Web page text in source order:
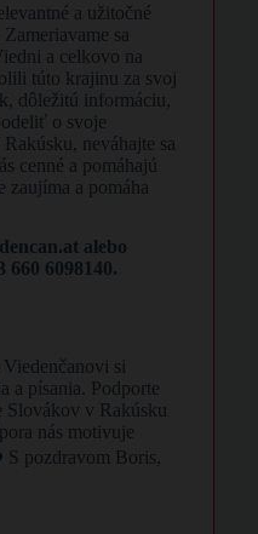
a užitočné
sa
a celkovo na
túto krajinu za svoj
dôležitú informáciu,
o svoje
neváhajte sa
cenné a pomáhajú
zaujíma a pomáha
alebo
660 6098140.
Viedenčanovi si
a písania. Podporte
Slovákov v Rakúsku
nás motivuje
pozdravom Boris,